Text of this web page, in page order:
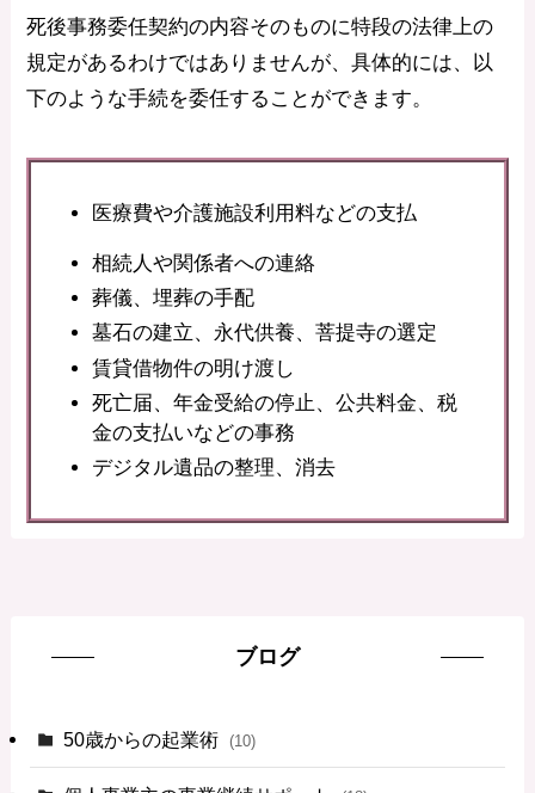
死後事務委任契約の内容そのものに特段の法律上の
規定があるわけではありませんが、具体的には、以
下のような手続を委任することができます。
医療費や介護施設利用料などの支払
相続人や関係者への連絡
葬儀、埋葬の手配
墓石の建立、永代供養、菩提寺の選定
賃貸借物件の明け渡し
死亡届、年金受給の停止、公共料金、税
金の支払いなどの事務
デジタル遺品の整理、消去
ブログ
50歳からの起業術 (10)